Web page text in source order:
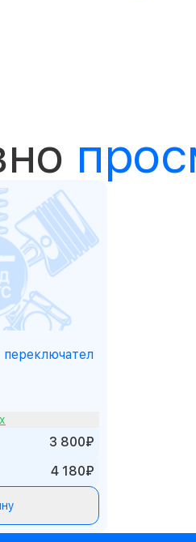
3 800₽
4 180₽